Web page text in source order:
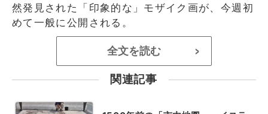
然発見された「印象的な」モザイク画が、今週初
めて一般に公開される。
全文を読む >
関連記事